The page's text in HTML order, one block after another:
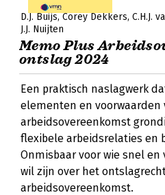
D.J. Buijs Corey Dekkers C.H.J.
J.J. Nuijten
Memo Plus
ontslag 2024
Een praktisch naslagwerk
elementen en voorwaarden
arbeidsovereenkomst
flexibele arbeidsrelaties en
Onmisbaar voor wie snel
wil zijn over het
arbeidsovereenkomst.